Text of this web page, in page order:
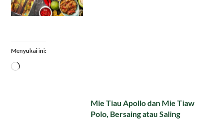
Menyukai ini:
Memuat...
Mie Tiau Apollo dan Mie Tiaw
Polo, Bersaing atau Saling